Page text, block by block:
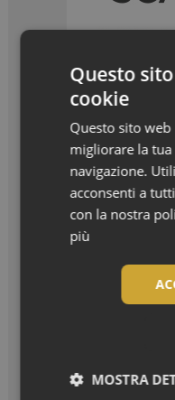
I più letti
Bentornato,
Settembre è arrivato, e
7 oli botanici per
Due novità Phyto Paris
Questo
cookie
Questo sito
migliorare la tua
navigazione.
acconsenti a
con la nostra
più
MOSTRA